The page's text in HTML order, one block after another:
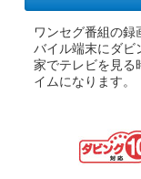
ワンセグ番組の
バイル端末にダビ
家でテレビを見る
イムになります。